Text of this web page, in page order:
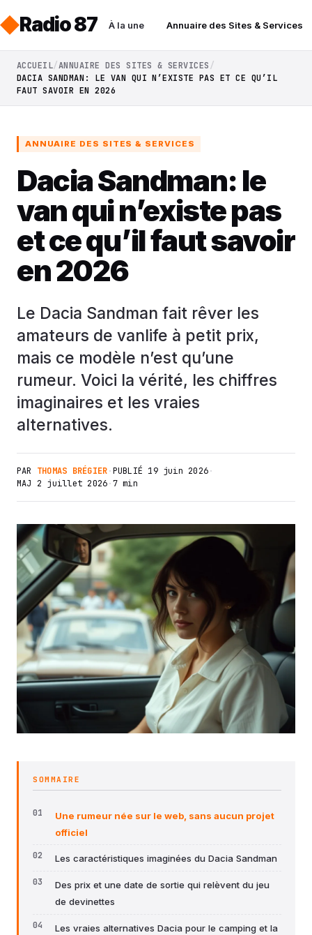
Radio 87 À la une Annuaire des Sites & Services
ACCUEIL ANNUAIRE DES SITES & SERVICES
DACIA SANDMAN: LE VAN QUI N’EXISTE PAS ET CE QU’IL
FAUT SAVOIR EN 2026
ANNUAIRE DES SITES & SERVICES
Dacia Sandman: le
van qui n’existe pas
et ce qu’il faut savoir
en 2026
Le Dacia Sandman fait rêver les
amateurs de vanlife à petit prix,
mais ce modèle n’est qu’une
rumeur. Voici la vérité, les chiffres
imaginaires et les vraies
alternatives.
PAR THOMAS BRÉGIER·PUBLIÉ 19 juin 2026·
MAJ 2 juillet 2026·7 min
SOMMAIRE
Une rumeur née sur le web, sans aucun projet
officiel
Les caractéristiques imaginées du Dacia Sandman
Des prix et une date de sortie qui relèvent du jeu
de devinettes
Les vraies alternatives Dacia pour le camping et la